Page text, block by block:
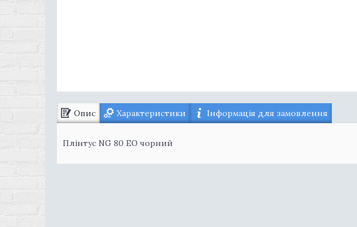
Опис Характеристики Інформація для замовлення
Плінтус NG 80 ЕО чорний